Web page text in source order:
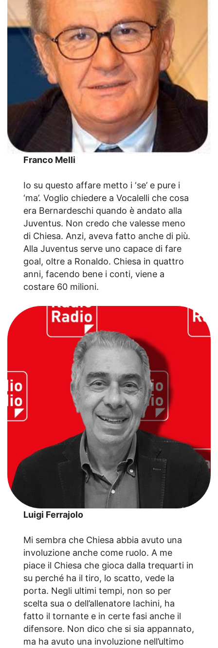
Franco Melli
Io su questo affare metto i ‘se’ e pure i
‘ma’. Voglio chiedere a Vocalelli che cosa
era Bernardeschi quando è andato alla
Juventus. Non credo che valesse meno
di Chiesa. Anzi, aveva fatto anche di più.
Alla Juventus serve uno capace di fare
goal, oltre a Ronaldo. Chiesa in quattro
anni, facendo bene i conti, viene a
costare 60 milioni.
Luigi Ferrajolo
Mi sembra che Chiesa abbia avuto una
involuzione anche come ruolo. A me
piace il Chiesa che gioca dalla trequarti in
su perché ha il tiro, lo scatto, vede la
porta. Negli ultimi tempi, non so per
scelta sua o dell’allenatore Iachini, ha
fatto il tornante e in certe fasi anche il
difensore. Non dico che si sia appannato,
ma ha avuto una involuzione nell’ultimo